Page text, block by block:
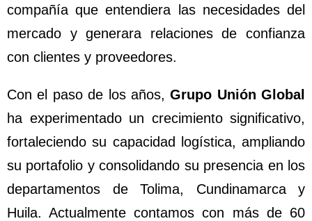
compañía que entendiera las necesidades del
mercado y generara relaciones de confianza
con clientes y proveedores.
Con el paso de los años,Grupo Unión Global
ha experimentado un crecimiento significativo,
fortaleciendo su capacidad logística, ampliando
su portafolio y consolidando su presencia en los
departamentos de Tolima, Cundinamarca y
Huila. Actualmente contamos con más de 60